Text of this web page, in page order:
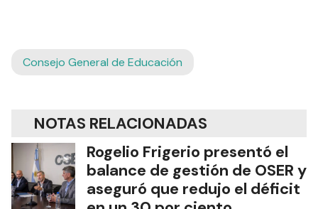
Consejo General de Educación
NOTAS RELACIONADAS
Rogelio Frigerio presentó el
balance de gestión de OSER y
aseguró que redujo el déficit